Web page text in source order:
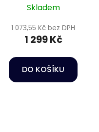
Skladem
1 073,55 Kč bez DPH
1 299 Kč
DO KOŠÍKU